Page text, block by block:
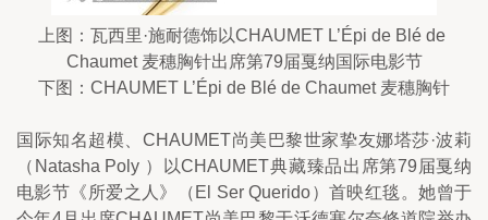
上图：瓦西里·施耐德饰以CHAUMET L’Épi de Blé de
Chaumet 麦穗胸针出席第79届戛纳国际电影节
下图：CHAUMET L’Épi de Blé de Chaumet 麦穗胸针
国际知名超模、CHAUMET尚美巴黎世家挚友娜塔莎·波莉
（Natasha Poly ）以CHAUMET典藏臻品出席第79届戛纳
电影节《所爱之人》（El Ser Querido）首映红毯。她曾于